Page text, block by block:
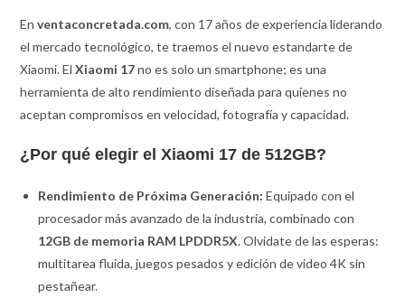
Enventaconcretada.com, con 17 años de experiencia liderando
el mercado tecnológico, te traemos el nuevo estandarte de
Xiaomi. ElXiaomi 17no es solo un smartphone; es una
herramienta de alto rendimiento diseñada para quienes no
aceptan compromisos en velocidad, fotografía y capacidad.
¿Por qué elegir el Xiaomi 17 de 512GB?
Rendimiento de Próxima Generación: Equipado con el
procesador más avanzado de la industria, combinado con
12GB de memoria RAM LPDDR5X. Olvidate de las esperas:
multitarea fluida, juegos pesados y edición de video 4K sin
pestañear.